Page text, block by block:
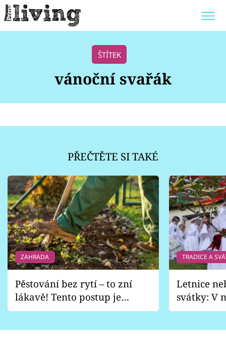
POKOJOVÉ KVĚTINY
ZAHRADA
Témata
Zahrada
Design
Sledujte prima+
Přihlášení
Sledujte nás
ŠTÍTEK
vánoční svařák
PŘEČTĚTE SI TAKÉ
ZAHRADA
Pěstování bez rytí – to zní
lákavě! Tento postup je
vhodný jen pro některé
TRADICE A
Letnice
svátky: V
pondělí